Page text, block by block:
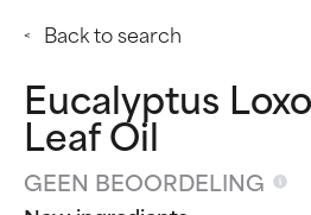
Back to search
Eucalyptus
Leaf Oil
GEEN BEOORDELING